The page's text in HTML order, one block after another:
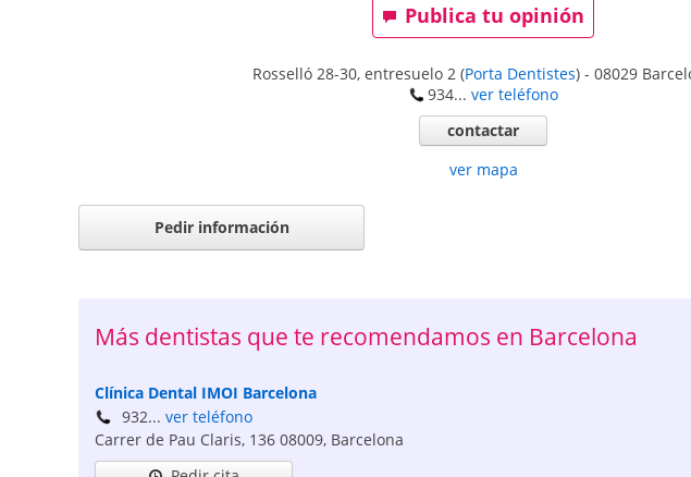
Publica tu opinión
Rosselló 28-30, entresuelo 2 (Porta Dentistes)- 08029
934... ver teléfono
contactar
ver mapa
Pedir información
Más dentistas que te recomendamos en Barcelona
Clínica Dental IMOI Barcelona
932... ver teléfono
Carrer de Pau Claris, 136 08009, Barcelona